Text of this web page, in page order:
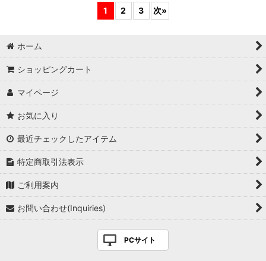
1 2 3 次»
ホーム
ショッピングカート
マイページ
お気に入り
最近チェックしたアイテム
特定商取引法表示
ご利用案内
お問い合わせ(Inquiries)
PCサイト